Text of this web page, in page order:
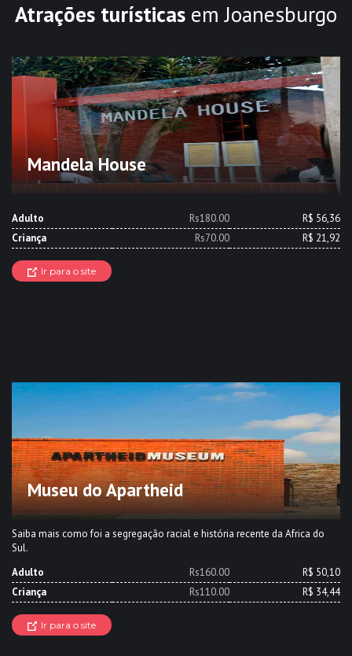
Atrações turísticas em Joanesburgo
Mandela House
Adulto Rs180.00
R$ 56,36
Criança
Rs70.00 R$ 21,92
Ir para o site
Museu do Apartheid
Saiba mais como foi a segregação racial e história recente da Africa do
Sul.
Adulto
Rs160.00
R$ 50,10
Criança
Rs110.00 R$ 34,44
Ir para o site